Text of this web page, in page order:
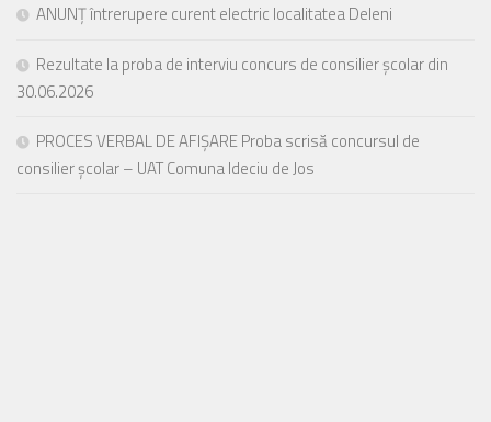
ANUNȚ întrerupere curent electric localitatea Deleni
Rezultate la proba de interviu concurs de consilier școlar din
30.06.2026
PROCES VERBAL DE AFIȘARE Proba scrisă concursul de
consilier școlar – UAT Comuna Ideciu de Jos